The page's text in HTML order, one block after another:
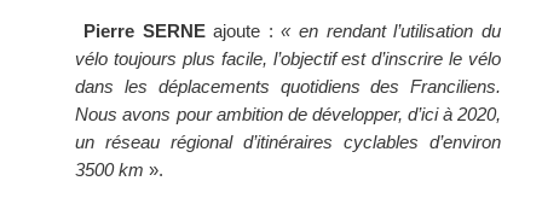
Pierre SERNEajoute :« en rendant l’utilisation du
vélo toujours plus facile, l’objectif est d’inscrire le vélo
dans les déplacements quotidiens des Franciliens.
Nous avons pour ambition de développer, d’ici à 2020,
un réseau régional d’itinéraires cyclables d’environ
3500 km».